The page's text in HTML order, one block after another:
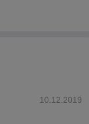
10.12.2019